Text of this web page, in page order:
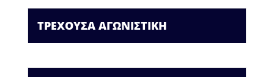
ΤΡΕΧΟΥΣΑ ΑΓΩΝΙΣΤΙΚΗ